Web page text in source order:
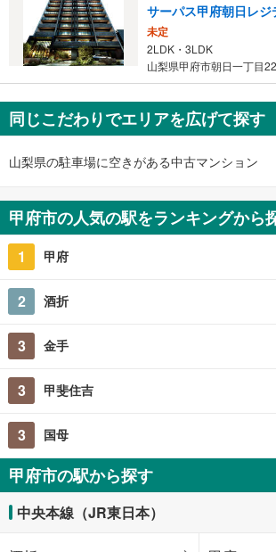
サーパス甲府朝日レジ
未定
2LDK・3LDK
山梨県甲府市朝日一丁目
同じこだわりでエリアを広げて探す
山梨県の駐車場に空きがある中古マンション
甲府市の人気の駅をランキングから
1 甲府
2 酒折
3 金手
3 甲斐住吉
3 国母
甲府市の駅から探す
中央本線（JR東日本）